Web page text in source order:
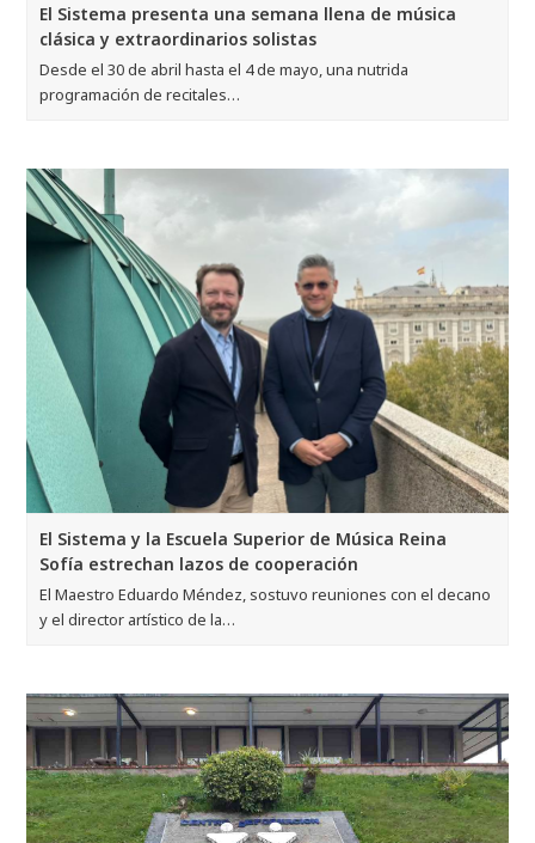
El Sistema presenta una semana llena de música
clásica y extraordinarios solistas
Desde el 30 de abril hasta el 4 de mayo, una nutrida
programación de recitales…
El Sistema y la Escuela Superior de Música Reina
Sofía estrechan lazos de cooperación
El Maestro Eduardo Méndez, sostuvo reuniones con el decano
y el director artístico de la…